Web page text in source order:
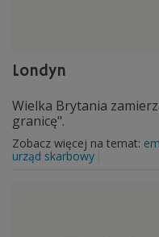
Londyn
Wielka Brytania
granicę".
Zobacz więcej na temat:
urząd skarbowy